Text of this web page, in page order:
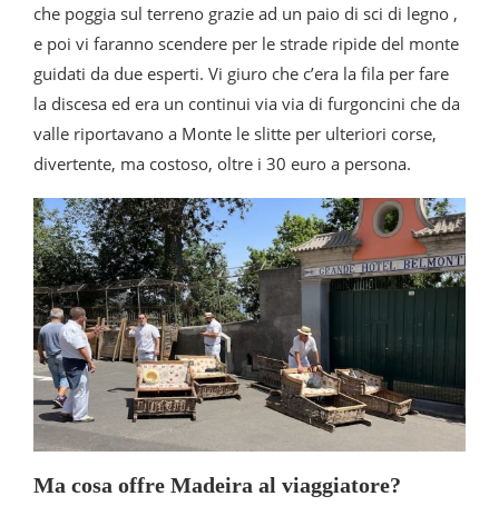
che poggia sul terreno grazie ad un paio di sci di legno ,
e poi vi faranno scendere per le strade ripide del monte
guidati da due esperti. Vi giuro che c’era la fila per fare
la discesa ed era un continui via via di furgoncini che da
valle riportavano a Monte le slitte per ulteriori corse,
divertente, ma costoso, oltre i 30 euro a persona.
Ma cosa offre Madeira al viaggiatore?